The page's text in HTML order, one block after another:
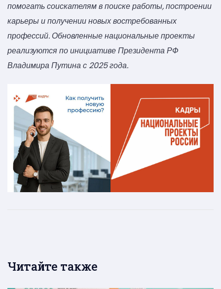
помогать соискателям в поиске работы, построении
карьеры и получении новых востребованных
профессий. Обновленные национальные проекты
реализуются по инициативе Президента РФ
Владимира Путина с 2025 года.
Читайте также